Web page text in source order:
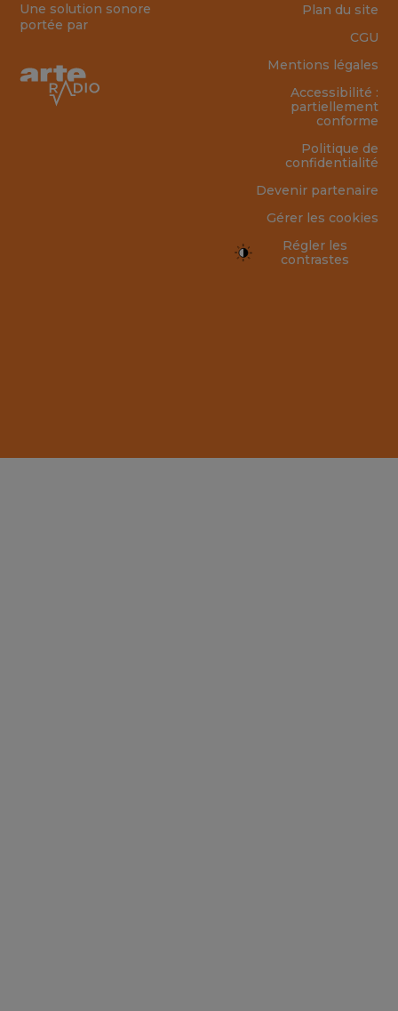
Une solution sonore
portée par
Plan du site
CGU
Mentions légales
Accessibilité :
partiellement
conforme
Politique de
confidentialité
Devenir partenaire
Gérer les cookies
Régler les
contrastes